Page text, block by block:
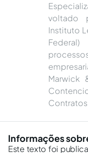
voltado
Instituto
Marwick
Contratos
Informações
Este texto foi